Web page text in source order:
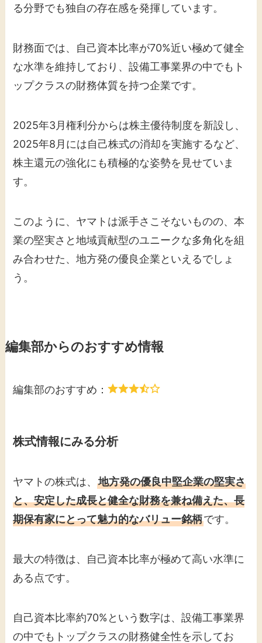
る分野でも独自の存在感を発揮しています。
財務面では、自己資本比率が70%近い極めて健全
な水準を維持しており、設備工事業界の中でもト
ップクラスの財務体質を持つ企業です。
2025年3月権利分からは株主優待制度を新設し、
2025年8月には自己株式の消却を実施するなど、
株主還元の強化にも積極的な姿勢を見せていま
す。
このように、ヤマトは派手さこそないものの、本
業の堅実さと地域貢献型のユニークな多角化を組
み合わせた、地方発の優良企業といえるでしょ
う。
編集部からのおすすめ情報
編集部のおすすめ：
株式情報にみる分析
ヤマトの株式は、地方発の優良中堅企業の堅実さ
と、安定した成長と健全な財務を兼ね備えた、長
期保有家にとって魅力的なバリュー銘柄です。
最大の特徴は、自己資本比率が極めて高い水準に
ある点です。
自己資本比率約70%という数字は、設備工事業界
の中でもトップクラスの財務健全性を示してお